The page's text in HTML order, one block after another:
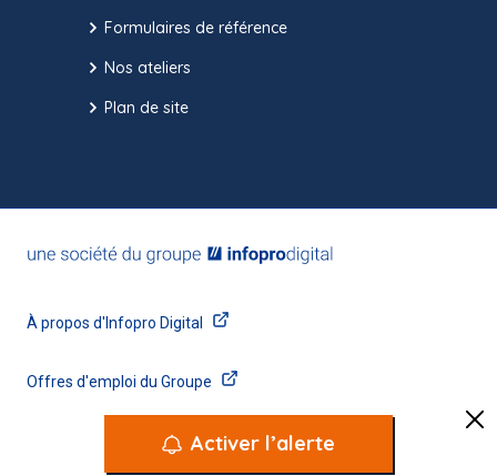
Activer l’alerte
Formulaires de référence
Nos ateliers
Plan de site